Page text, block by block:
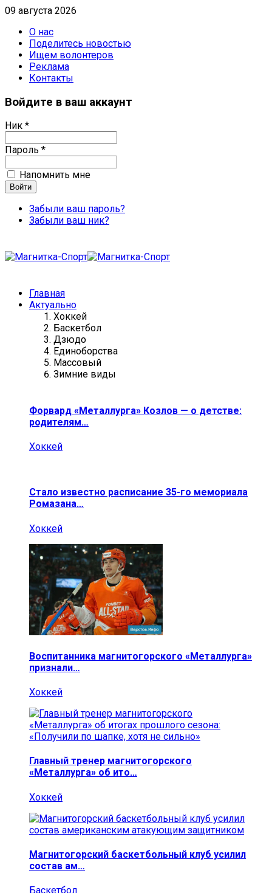
09 августа 2026
О нас
Поделитесь новостью
Ищем волонтеров
Реклама
Контакты
Войдите в ваш аккаунт
Ник *
Пароль *
Напомнить мне
Забыли ваш пароль?
Забыли ваш ник?
Главная
Актуально
Хоккей
Баскетбол
Дзюдо
Единоборства
Массовый
Зимние виды
Форвард «Металлурга» Козлов — о детстве:
родителям…
Хоккей
Стало известно расписание 35-го мемориала
Ромазана…
Хоккей
Воспитанника магнитогорского «Металлурга»
признали…
Хоккей
Главный тренер магнитогорского
«Металлурга» об ито…
Хоккей
Магнитогорский баскетбольный клуб усилил
состав ам…
Баскетбол